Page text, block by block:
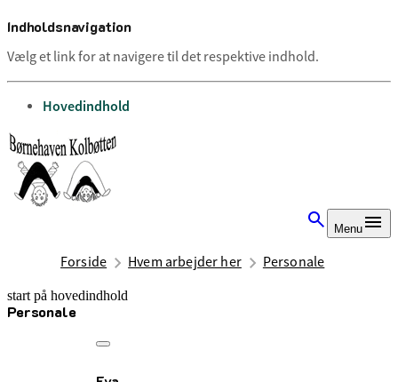
Indholdsnavigation
Vælg et link for at navigere til det respektive indhold.
gå til
Hovedindhold
Menu
Forside Hvem arbejder her Personale
start på hovedindhold
Personale
senest opdateret 5. august 2026